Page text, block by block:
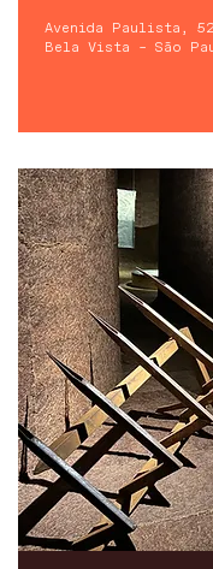
Avenida Paulista, 52
Bela Vista – São